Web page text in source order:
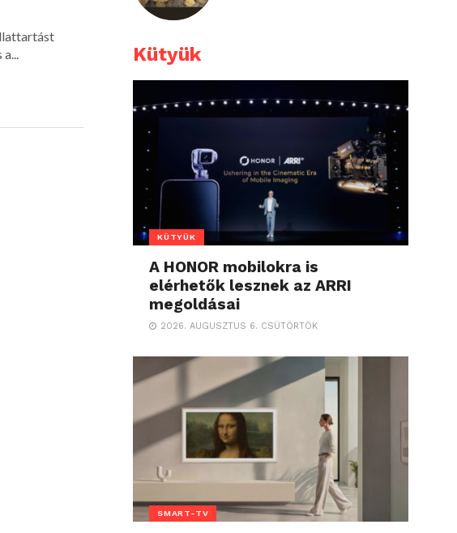
Kütyük
KÜTYÜK
A HONOR mobilokra is
elérhetők lesznek az ARRI
megoldásai
2026. AUGUSZTUS 6. CSÜTÖRTÖK
SMART-TV